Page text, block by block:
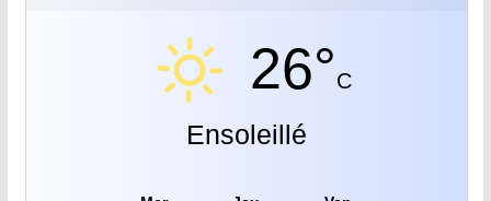
26°C
Ensoleillé